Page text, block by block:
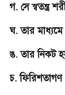
গ. সে স্বতন্ত্র
ঘ. তার মাধ্যমে
ঙ. তার নিকট
চ.